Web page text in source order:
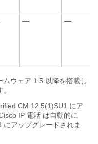
— —
ムウェア 1.5 以降を搭載し
CM 12.5(1)SU1 にア
IP 電話 は自動的に
アップグレードされま